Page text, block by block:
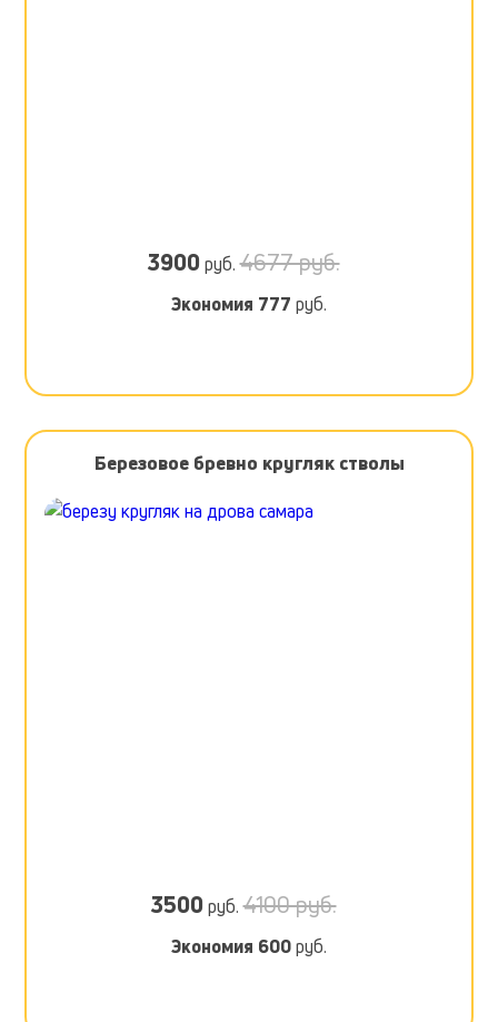
3900 руб.4677 руб.
Экономия 777 руб.
Березовое бревно кругляк стволы
3500 руб.4100 руб.
Экономия 600руб.